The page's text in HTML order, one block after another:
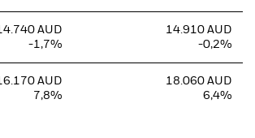
AUD
-1,7%
14.910 AUD
-0,2%
AUD
7,8%
18.060 AUD
6,4%